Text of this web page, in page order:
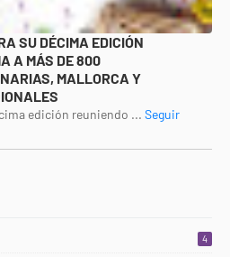
SU DÉCIMA EDICIÓN
A MÁS DE 800
MALLORCA Y
edición reuniendo ... Seguir
4